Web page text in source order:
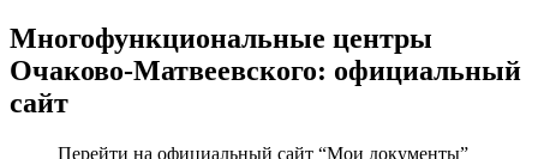
Многофункциональные центры
Очаково-Матвеевского: официальный
сайт
Перейти на официальный сайт “Мои документы”